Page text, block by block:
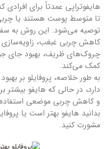
هایفوتراپی عمدتاً برای
تا متوسط پوست هستند یا
توصیه می‌شود. این روش به
کاهش چربی غبغب،
چروک‌های ظریف، بهبود جای
کمک می‌کند.
به طور خلاصه، پروفایلو بر
دارد، در حالی که هایفو
و کاهش چربی موضعی استفاده
بدانید هایفو بهتر است یا
مشورت کنید.